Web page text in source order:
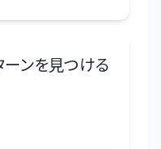
ーンを見つける